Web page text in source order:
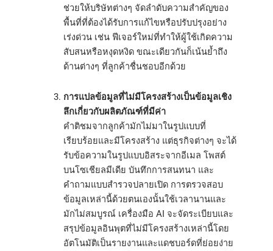
ช่วยให้บริษัทต่างๆ จัดลำดับความสำคัญของ
พื้นที่ที่ต้องได้รับการแก้ไขหรือปรับปรุงอย่าง
เร่งด่วน เช่น ฟีเจอร์ใหม่ที่ทำให้ผู้ใช้เกิดความ
สับสนหรือหงุดหงิด ขณะเดียวกันก็เน้นย้ำถึง
ด้านต่างๆ ที่ลูกค้าชื่นชอบอีกด้วย
การแปลข้อมูลที่ไม่มีโครงสร้างเป็นข้อมูลเชิง
ลึกเกี่ยวกับผลิตภัณฑ์ที่มีค่า
คำติชมจากลูกค้ามักไม่มาในรูปแบบที่
เรียบร้อยและมีโครงสร้าง แต่ธุรกิจต่างๆ จะได้
รับข้อความในรูปแบบอิสระจากอีเมล โพสต์
บนโซเชียลมีเดีย บันทึกการสนทนา และ
คำถามแบบสำรวจปลายเปิด การตรวจสอบ
ข้อมูลเหล่านี้ด้วยตนเองนั้นใช้เวลานานและ
มักไม่สมบูรณ์ เครื่องมือ AI จะจัดระเบียบและ
สรุปข้อมูลอินพุตที่ไม่มีโครงสร้างเหล่านี้โดย
อัตโนมัติเป็นรายงานและแดชบอร์ดที่ย่อยง่าย